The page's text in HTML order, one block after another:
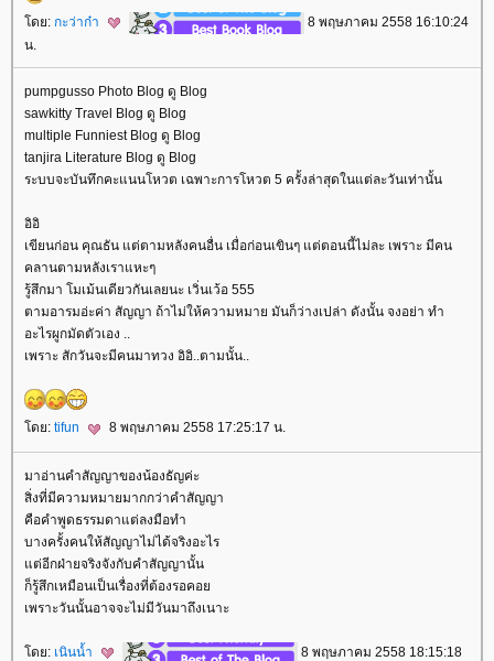
ดย: กะว่าก๋า
8 พฤษภาคม 2558 16:10:24
น.
pumpgusso Photo Blog ดู Blog
sawkitty Travel Blog ดู Blog
multiple Funniest Blog ดู Blog
tanjira Literature Blog ดู Blog
ระบบจะบันทึกคะแนนโหวต เฉพาะการโหวต 5 ครั้งล่าสุดในแต่ละวันเท่านั้น
อิอิ
เขียนก่อน คุณธัน แต่ตามหลังคนอื่น เมื่อก่อนเขินๆ แต่ตอนนี้ไม่ละ เพราะ มีคน
คลานตามหลังเราแหะๆ
รู้สึกมา โมเม้นเดียวกันเลยนะ เวิ่นเว้อ 555
ตามอารมอ่ะค่า สัญญา ถ้าไม่ให้ความหมาย มันก็ว่างเปล่า ดังนั้น จงอย่า ทำ
อะไรผูกมัดตัวเอง ..
เพราะ สักวันจะมีคนมาทวง อิอิ..ตามนั้น..
ดย: tifun 8 พฤษภาคม 2558 17:25:17 น.
มาอ่านคำสัญญาของน้องธัญค่ะ
สิ่งที่มีความหมายมากกว่าคำสัญญา
คือคำพูดธรรมดาแต่ลงมือทำ
บางครั้งคนให้สัญญาไม่ได้จริงอะไร
ต่อีกฝ่ายจริงจังกับคำสัญญานั้น
ก็รู้สึกเหมือนเป็นเรื่องที่ต้องรอคอ
เพราะวันนั้นอาจจะไม่มีวันมาถึงเนาะ
ดย: เนินน้ำ
8 พฤษภาคม 2558 18:15:18